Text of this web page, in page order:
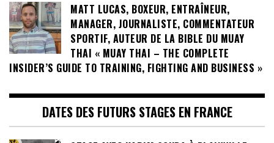
MATT LUCAS, BOXEUR, ENTRAÎNEUR,
MANAGER, JOURNALISTE, COMMENTATEUR
SPORTIF, AUTEUR DE LA BIBLE DU MUAY
THAI « MUAY THAI – THE COMPLETE
INSIDER’S GUIDE TO TRAINING, FIGHTING AND BUSINESS »
DATES DES FUTURS STAGES EN FRANCE